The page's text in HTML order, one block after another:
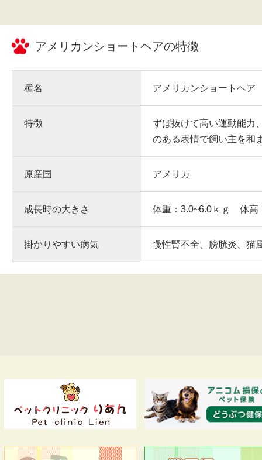
アメリカンショートヘアの特徴
種名 アメリカンショートヘア
特徴
ずば抜けて高い運動能力
のある表情で飼い主を和
原産国 アメリカ
成長時の大きさ 体重：3.0~6.0ｋｇ 体高
掛かりやすい病気 慢性腎不全、膀胱炎、猫